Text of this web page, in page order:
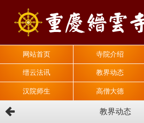
网站首页 寺院介绍
缙云法讯 教界动态
汉院师生 高僧大德
教界动态